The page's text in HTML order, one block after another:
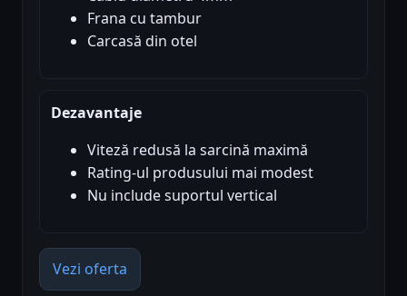
Frana cu tambur
Carcasă din otel
Dezavantaje
Viteză redusă la sarcină maximă
Rating-ul produsului mai modest
Nu include suportul vertical
Vezi oferta